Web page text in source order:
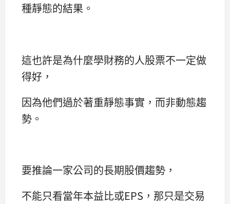
種靜態的結果。
這也許是為什麼學財務的人股票不一定做
得好，
因為他們過於著重靜態事實，而非動態趨
勢。
要推論一家公司的長期股價趨勢，
不能只看當年本益比或EPS，那只是交易